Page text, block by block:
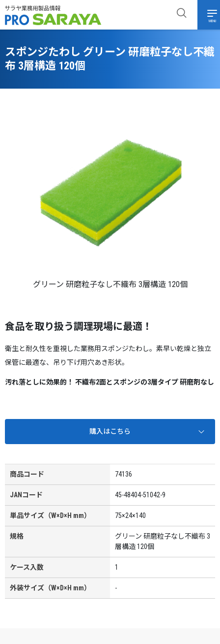
MENU
スポンジたわし グリーン 研磨粒子なし不織
布 3層構造 120個
グリーン 研磨粒子なし不織布 3層構造 120個
食品を取り扱う調理現場に最適！
衛生と耐久性を重視した業務用スポンジたわし。素早い乾燥と独立
保管に最適な、吊り下げ用穴あき形状。
汚れ落としに効果的！ 不織布2面とスポンジの3層タイプ 研磨剤なし
購入はこちら
商品コード 74136
JANコード 45-48404-51042-9
単品サイズ（W×D×H mm） 75×24×140
規格
グリーン 研磨粒子なし不織布 3
層構造 120個
ケース入数 1
外装サイズ（W×D×H mm） -